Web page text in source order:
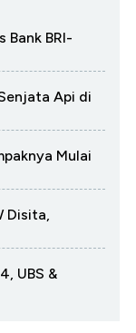
Bank BRI-
Api di
Mulai
Disita,
UBS &